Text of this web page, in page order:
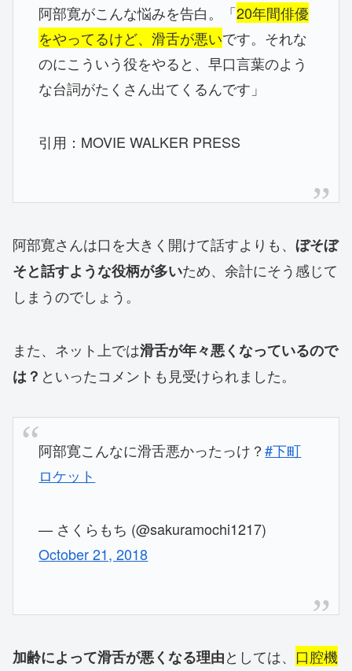
阿部寛がこんな悩みを告白。「20年間俳優
をやってるけど、滑舌が悪いです。それな
のにこういう役をやると、早口言葉のよう
な台詞がたくさん出てくるんです」
引用：MOVIE WALKER PRESS
阿部寛さんは口を大きく開けて話すよりも、 ぼそぼ
そと話すような役柄が多いため、余計にそう感じて
しまうのでしょう。
また、ネット上では滑舌が年々悪くなっているので
は？ といったコメントも見受けられました。
阿部寛こんなに滑舌悪かったっけ？#下町
ロケット
— さくらもち (@sakuramochi1217)
October 21, 2018
加齢によって滑舌が悪くなる理由としては、 口腔機